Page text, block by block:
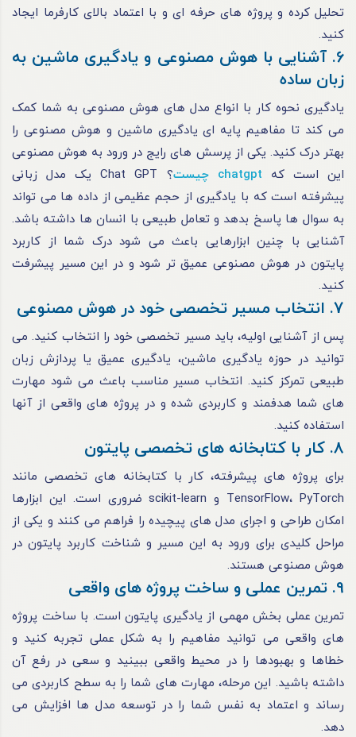
تحلیل کرده و پروژه های حرفه ای و با اعتماد بالای کارفرما ایجاد
کنید.
6. آشنایی با هوش مصنوعی و یادگیری ماشین به
زبان ساده
یادگیری نحوه کار با انواع مدل های هوش مصنوعی به شما کمک
می کند تا مفاهیم پایه ای یادگیری ماشین و هوش مصنوعی را
بهتر درک کنید. یکی از پرسش های رایج در ورود به هوش مصنوعی
این است که chatgpt چیست
؟ Chat GPT یک مدل زبانی
پیشرفته است که با یادگیری از حجم عظیمی از داده ها می تواند
به سوال ها پاسخ بدهد و تعامل طبیعی با انسان ها داشته باشد.
آشنایی با چنین ابزارهایی باعث می شود درک شما از کاربرد
پایتون در هوش مصنوعی عمیق تر شود و در این مسیر پیشرفت
کنید.
7. انتخاب مسیر تخصصی خود در هوش مصنوعی
پس از آشنایی اولیه، باید مسیر تخصصی خود را انتخاب کنید. می
توانید در حوزه یادگیری ماشین، یادگیری عمیق یا پردازش زبان
طبیعی تمرکز کنید. انتخاب مسیر مناسب باعث می شود مهارت
های شما هدفمند و کاربردی شده و در پروژه های واقعی از آنها
استفاده کنید.
8. کار با کتابخانه های تخصصی پایتون
برای پروژه های پیشرفته، کار با کتابخانه های تخصصی مانند
TensorFlow، PyTorch و scikit-learn ضروری است. این ابزارها
امکان طراحی و اجرای مدل های پیچیده را فراهم می کنند و یکی از
مراحل کلیدی برای ورود به این مسیر و شناخت کاربرد پایتون در
هوش مصنوعی هستند.
9. تمرین عملی و ساخت پروژه های واقعی
تمرین عملی بخش مهمی از یادگیری پایتون است. با ساخت پروژه
های واقعی می توانید مفاهیم را به شکل عملی تجربه کنید و
خطاها و بهبودها را در محیط واقعی ببینید و سعی در رفع آن
داشته باشید. این مرحله، مهارت های شما را به سطح کاربردی می
رساند و اعتماد به نفس شما را در توسعه مدل ها افزایش می
دهد.